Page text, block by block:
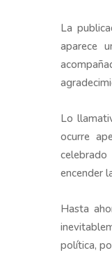
La
aparece
Lo
ocurre
encender
Hasta
política,